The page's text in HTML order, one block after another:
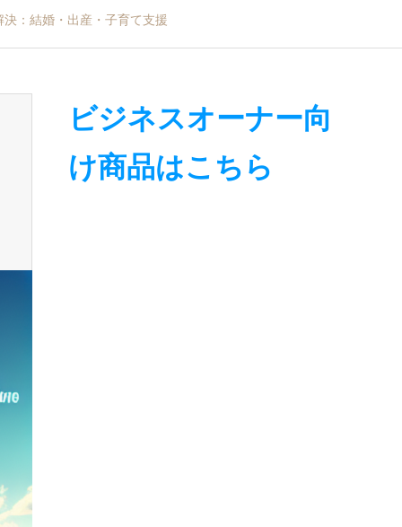
：結婚・出産・子育て支援
ビジネスオーナー向
け商品はこちら